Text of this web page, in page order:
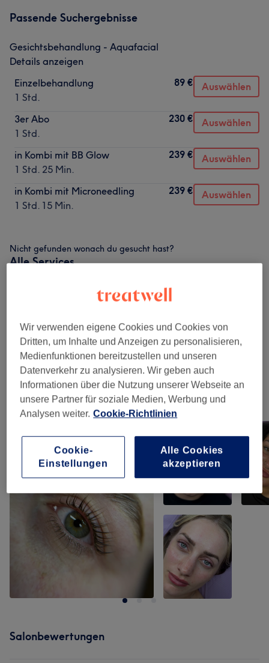
Passende Suchergebnisse
Gesichtsbehandlung - Aquafacial
Details anzeigen
Einzelbehandlung
1 Std.
89 € Auswählen
3er Abo
1 Std.
230 € Auswählen
in Kombi mit BB Glow
1 Std. 25 Min.
239 € Auswählen
in Kombi mit Microneedling
1 Std. 15 Min.
239 € Auswählen
Nicht gefunden wonach du gesucht hast?
Alle Services
Gesichtsbehandlungen (4)
Augenbrauen & Wimpernbehandlungen (7) ab 10 €
Wimpernverlängerungen (8) ab 20 €
Unsere Arbeit
Bild anklicken für weitere Details
Salonbewertungen
Wir verwenden eigene Cookies und Cookies von
Dritten, um Inhalte und Anzeigen zu personalisieren,
Medienfunktionen bereitzustellen und unseren
Datenverkehr zu analysieren. Wir geben auch
Informationen über die Nutzung unserer Webseite an
unsere Partner für soziale Medien, Werbung und
Analysen weiter. Cookie-Richtlinien
Cookie-
Einstellungen
Alle Cookies
akzeptieren